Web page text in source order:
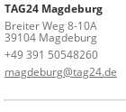
TAG24 Magdeburg
Breiter Weg 8-10A
39104 Magdeburg
+49 391 50548260
magdeburg@tag24.de